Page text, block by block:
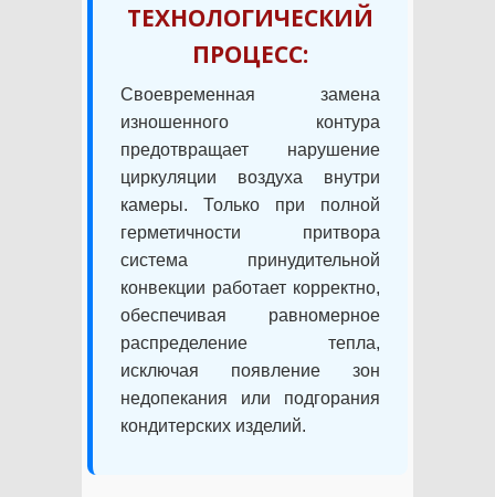
ТЕХНОЛОГИЧЕСКИЙ
ПРОЦЕСС:
Своевременная замена
изношенного контура
предотвращает нарушение
циркуляции воздуха внутри
камеры. Только при полной
герметичности притвора
система принудительной
конвекции работает корректно,
обеспечивая равномерное
распределение тепла,
исключая появление зон
недопекания или подгорания
кондитерских изделий.